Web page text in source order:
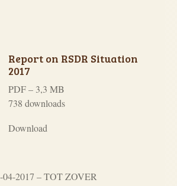
Report on RSDR Situation
2017
PDF – 3,3 MB
738 downloads
Download
04-2017 – TOT ZOVER